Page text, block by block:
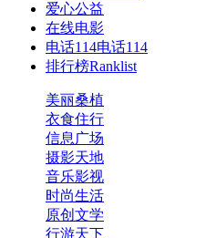
爱心公益
在线电影
电话114电话114
排行榜Ranklist
美丽桑植
衣食住行
信息广场
摄影天地
音乐影视
时尚生活
原创文学
行游天下